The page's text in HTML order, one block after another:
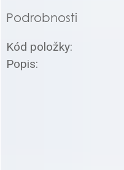
Podrobnosti
Kód položky:
Popis: